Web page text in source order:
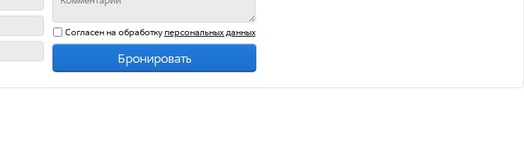
Согласен на обработкуперсональных данных